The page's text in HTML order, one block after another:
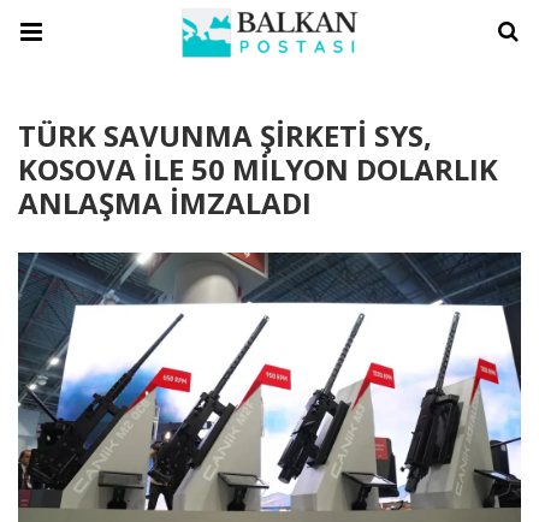
TÜRK SAVUNMA ŞİRKETİ SYS,
KOSOVA İLE 50 MİLYON DOLARLIK
ANLAŞMA İMZALADI